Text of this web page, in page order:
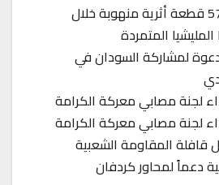
السودان يستعيد 570 قطعة أثرية منهوبة خلال
المتمردة
دعوة لمشاركة السودان في
لجنة مصابي معركة الكرامة
لجنة مصابي معركة الكرامة
قافلة المقاومة الشعبية
دعماً لمحاور كردفان